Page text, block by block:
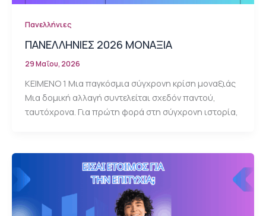
Πανελλήνιες
ΠΑΝΕΛΛΗΝΙΕΣ 2026 ΜΟΝΑΞΙΑ
29 Μαΐου, 2026
ΚΕΙΜΕΝΟ 1 Μια παγκόσμια σύγχρονη κρίση μοναξιάς
Μια δομική αλλαγή συντελείται σχεδόν παντού,
ταυτόχρονα. Για πρώτη φορά στη σύγχρονη ιστορία,